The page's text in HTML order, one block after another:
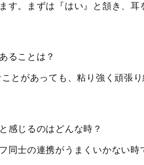
す。まずは『はい』と頷き、耳
ることは？
ことがあっても、粘り強く頑張り
感じるのはどんな時？
フ同士の連携がうまくいかない